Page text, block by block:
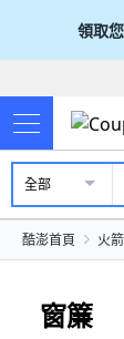
領取
全部
酷澎首頁 火
窗簾